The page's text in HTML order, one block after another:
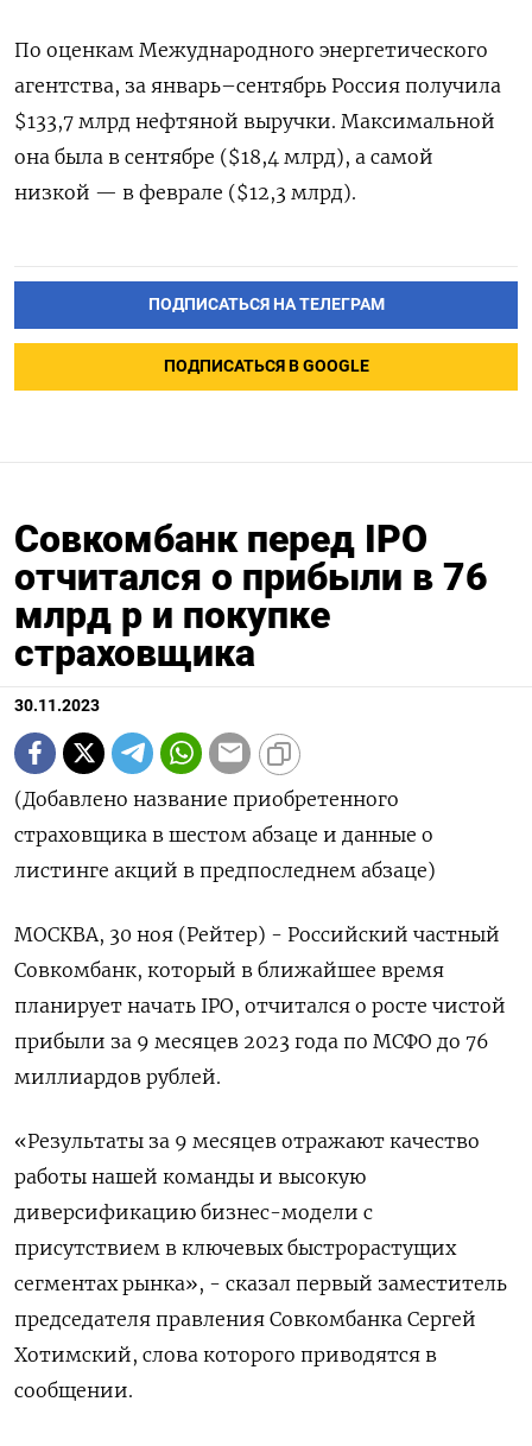
По оценкам Межуднародного энергетического
агентства, за январь–сентябрь Россия получила
$133,7 млрд нефтяной выручки. Максимальной
она была в сентябре ($18,4 млрд), а самой
низкой — в феврале ($12,3 млрд).
ПОДПИСАТЬСЯ НА ТЕЛЕГРАМ
ПОДПИСАТЬСЯ В GOOGLE
Совкомбанк перед IPO
отчитался о прибыли в 76
млрд р и покупке
страховщика
30.11.2023
(Добавлено название приобретенного
страховщика в шестом абзаце и данные о
листинге акций в предпоследнем абзаце)
МОСКВА, 30 ноя (Рейтер) - Российский частный
Совкомбанк, который в ближайшее время
планирует начать IPO, отчитался о росте чистой
прибыли за 9 месяцев 2023 года по МСФО до 76
миллиардов рублей.
«Результаты за 9 месяцев отражают качество
работы нашей команды и высокую
диверсификацию бизнес-модели с
присутствием в ключевых быстрорастущих
сегментах рынка», - сказал первый заместитель
председателя правления Совкомбанка Сергей
Хотимский, слова которого приводятся в
сообщении.